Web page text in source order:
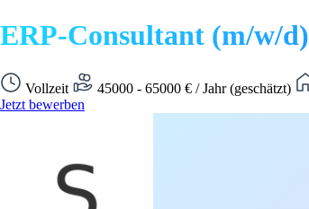
ERP-Consultant (m/w/d)
Vollzeit 45000 - 65000 € / Jahr (geschätzt)
Jetzt bewerben